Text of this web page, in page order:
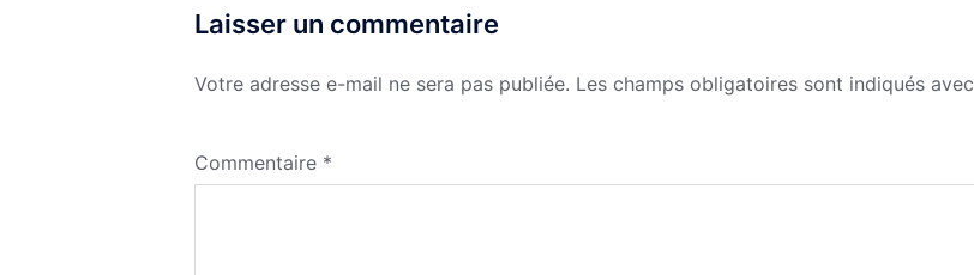
Laisser un commentaire
Votre adresse e-mail ne sera pas publiée. Les champs obligatoires sont indiqués avec
Commentaire *